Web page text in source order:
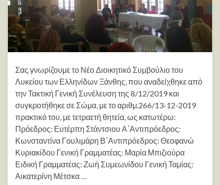
Σας γνωρίζουμε το Νέο Διοικητικό Συμβούλιο του
Λυκείου των Ελληνίδων Ξάνθης, που αναδείχθηκε από
την Τακτική Γενική Συνέλευση της 8/12/2019 και
συγκροτήθηκε σε Σώμα, με το αριθμ.266/13-12-2019
πρακτικό του, με τετραετή θητεία, ως κατωτέρω:
Πρόεδρος: Ευτέρπη Στάντσιου Α΄Αντιπρόεδρος:
Κωνσταντίνα Γουλιμάρη Β΄Αντιπρόεδρος: Θεοφανώ
Κυριακίδου Γενική Γραμματέας: Μαρία Μπιζιούρα
Ειδική Γραμματέας: Ζωή Συμεωνίδου Γενική Ταμίας:
Αικατερίνη Μέτσκα …